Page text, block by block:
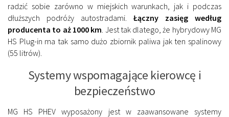
radzić sobie zarówno w miejskich warunkach, jak i podczas
dłuższych podróży autostradami. Łączny zasięg według
producenta to aż 1000 km . Jest tak dlatego, że hybrydowy MG
HS Plug-in ma tak samo dużo zbiornik paliwa jak ten spalinowy
(55 litrów).
Systemy wspomagające kierowcę i
bezpieczeństwo
MG HS PHEV wyposażony jest w zaawansowane systemy